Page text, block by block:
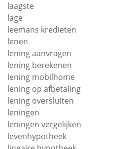
laagste
lage
leemans kredieten
lenen
lening aanvragen
lening berekenen
lening mobilhome
lening op afbetaling
lening oversluiten
leningen
leningen vergelijken
levenhypotheek